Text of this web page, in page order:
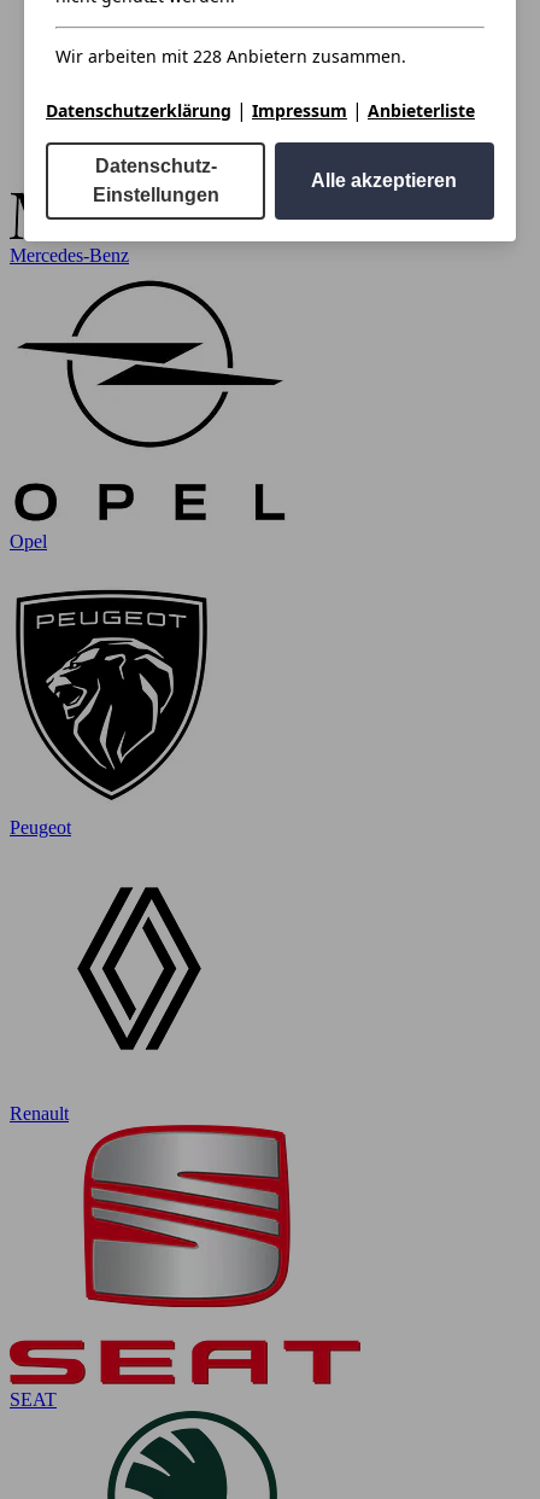
Mercedes-Benz
Opel
Peugeot
Renault
SEAT
Wir arbeiten mit 228 Anbietern zusammen.
Datenschutzerklärung | Impressum | Anbieterliste
Datenschutz-
Einstellungen
Alle akzeptieren